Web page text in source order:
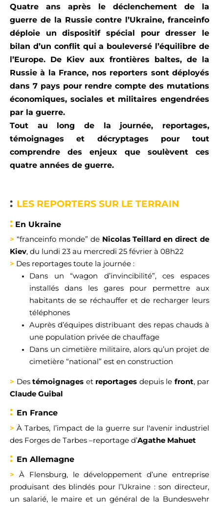
Quatre ans après le déclenchement de la
guerre de la Russie contre l’Ukraine, franceinfo
déploie un dispositif spécial pour dresser le
bilan d’un conflit quia bouleversé l’équilibre de
l’Europe. De Kiev aux frontières baltes, de la
Russieà la France, nos reporters sont déployés
dans 7 pays pour rendre compte des mutations
économiques, sociales et militaires engendrées
par la guerre.
Tout au long de la journée, reportages,
témoignages et décryptages
pour tout
comprendre des
enjeux que soulèvent ces
quatre années de guerre.
: LES REPORTERS SUR LE TERRAIN
: En Ukraine
> “franceinfomonde” de NicolasTeillard en direct de
Kiev, du lundi 23 au mercredi 25 février à 08h22
> Des reportages toute la journée :
Dans un“wagon d’invincibilité”, ces espaces
installés dans les gares pour permettre aux
habitants de se réchauffer et de recharger leurs
téléphones
Auprès d’équipes distribuant des repas chauds à
une population privée de chauffage
Dans un cimetière militaire, alors qu’un projet de
cimetière “national” est en construction
> Des témoignages et reportages depuis le front, par
Claude Guibal
: En France
> À Tarbes, l’impactde la guerre sur l'avenir industriel
des Forges de Tarbes –reportage d’Agathe Mahuet
: En Allemagne
> À Flensburg, le développement d’une entreprise
produisant des blindés pour l’Ukraine :sondirecteur,
un salarié, le maire et un général de la Bundeswehr